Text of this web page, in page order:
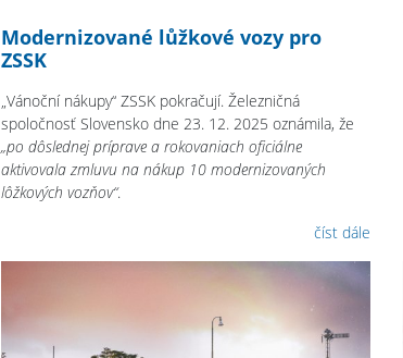
Modernizované lůžkové vozy pro
ZSSK
„Vánoční nákupy“ ZSSK pokračují. Železničná
spoločnosť Slovensko dne 23. 12. 2025 oznámila, že
„po dôslednej príprave a rokovaniach oficiálne
aktivovala zmluvu na nákup 10 modernizovaných
lôžkových vozňov“.
číst dále